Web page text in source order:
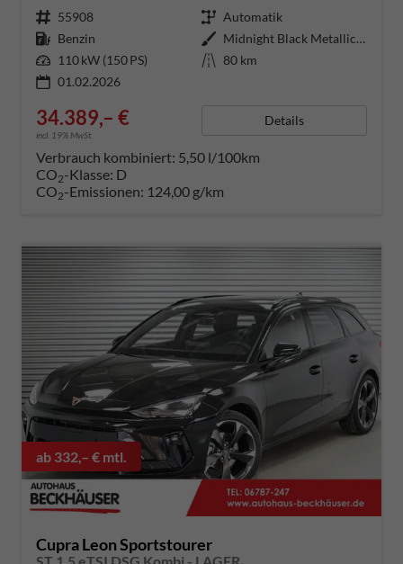
Fahrzeugnummer 55908 Getriebe Automatik
Kraftstoff Benzin Außenfarbe
Midnight Black Metallic (0E)
Leistung 110 kW (150 PS) Kilometerstand 80 km
01.02.2026
34.389,– €
incl. 19% MwSt.
Details
Verbrauch kombiniert: 5,50 l/100km
CO2-Klasse: D
CO2-Emissionen: 124,00 g/km
ab 332,– € mtl.
Cupra Leon Sportstourer